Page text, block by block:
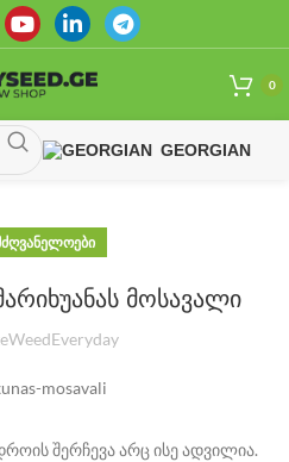
0
GEORGIAN
მოსავალი
შერჩევა არც ისე ადვილია.